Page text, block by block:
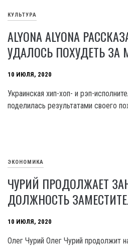
КУЛЬТУРА
ALYONA ALYONA
УДАЛОСЬ ПОХУДЕТЬ ЗА
10 ИЮЛЯ, 2020
Украинская хип-хоп- и рэп-
поделилась результатами своего
ЭКОНОМИКА
ЧУРИЙ ПРОДОЛЖАЕТ
ДОЛЖНОСТЬ
10 ИЮЛЯ, 2020
Олег Чурий Олег Чурий продолжит